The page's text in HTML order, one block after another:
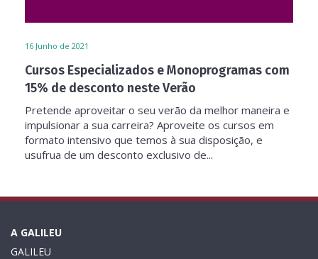
16 Junho de 2021
Cursos Especializados e Monoprogramas com
15% de desconto neste Verão
Pretende aproveitar o seu verão da melhor maneira e
impulsionar a sua carreira? Aproveite os cursos em
formato intensivo que temos à sua disposição, e
usufrua de um desconto exclusivo de...
A GALILEU
GALILEU